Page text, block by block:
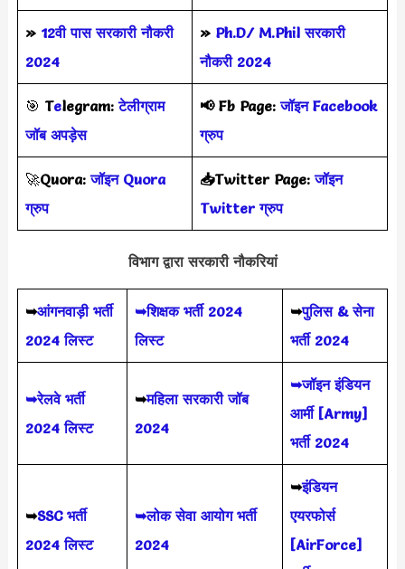
» 12वी पास सरकारी नौकरी
2024
» Ph.D/ M.Phil सरकारी
नौकरी 2024
🎯 Telegram: टेलीग्राम
जॉब अपड़ेस
📢 Fb Page:जॉइन Facebook
ग्रुप
🚀Quora:जॉइन Quora
ग्रुप
📥Twitter Page:जॉइन
Twitter ग्रुप
विभाग द्वारा सरकारी नौकरियां
➥आंगनवाड़ी भर्ती
2024 लिस्ट
➥शिक्षक भर्ती 2024
लिस्ट
➥पुलिस & सेना
भर्ती 2024
➥रेलवे भर्ती
2024 लिस्ट
➥महिला सरकारी जॉब
2024
➥जॉइन इंडियन
आर्मी [Army]
भर्ती 2024
➥SSC भर्ती
2024 लिस्ट
➥लोक सेवा आयोग भर्ती
2024
➥इंडियन
एयरफोर्स
[AirForce]